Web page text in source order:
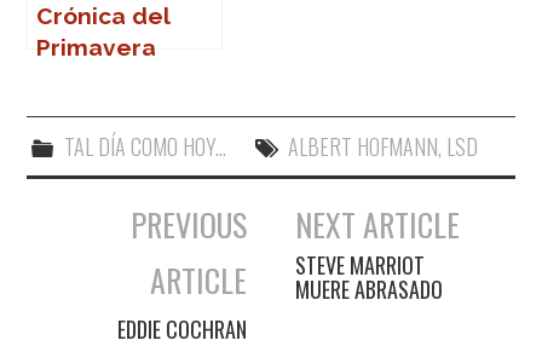
Crónica del
Primavera
TAL DÍA COMO HOY... ALBERT HOFMANN, LSD
Navegación de entradas
PREVIOUS
ARTICLE
EDDIE COCHRAN
NEXT ARTICLE
STEVE MARRIOT
MUERE ABRASADO